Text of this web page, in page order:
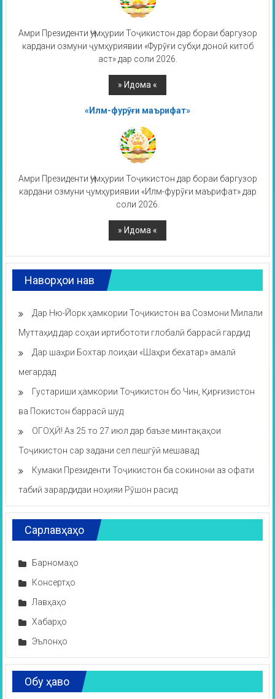
Амри Президенти Ҷумҳурии Тоҷикистон дар бораи баргузор
кардани озмуни ҷумҳуриявии «Фурӯғи субҳи доноӣ китоб
аст» дар соли 2026.
«Илм-фурӯғи маърифат»
Амри Президенти Ҷумҳурии Тоҷикистон дар бораи баргузор
кардани озмуни ҷумҳуриявии «Илм-фурӯғи маърифат» дар
соли 2026.
Наворҳои нав
Дар Ню-Йорк ҳамкории Тоҷикистон ва Созмони Милали
Муттаҳид дар соҳаи иртибототи глобалӣ баррасӣ гардид
Дар шаҳри Бохтар лоиҳаи «Шаҳри бехатар» амалӣ
мегардад
Густариши ҳамкории Тоҷикистон бо Чин, Қирғизистон
ва Покистон баррасӣ шуд
ОГОҲӢ! Аз 25 то 27 июл дар баъзе минтақаҳои
Тоҷикистон сар задани сел пешгӯӣ мешавад
Кумаки Президенти Тоҷикистон ба сокинони аз офати
табиӣ зарардидаи ноҳияи Рӯшон расид
Сарлавҳаҳо
Барномаҳо
Консертҳо
Лавҳаҳо
Хабарҳо
Эълонҳо
Обу ҳаво